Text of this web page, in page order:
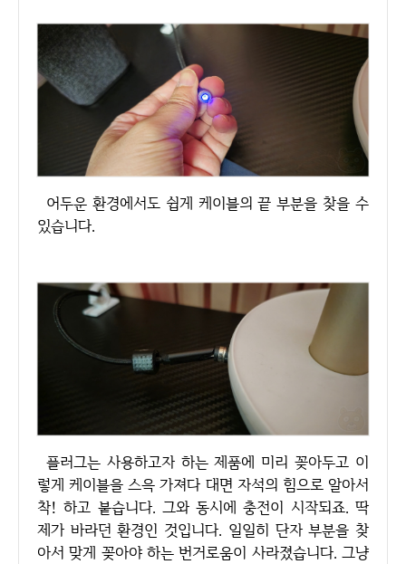
어두운 환경에서도 쉽게 케이블의 끝 부분을 찾을 수
있습니다.
플러그는 사용하고자 하는 제품에 미리 꽂아두고 이
렇게 케이블을 스윽 가져다 대면 자석의 힘으로 알아서
착! 하고 붙습니다. 그와 동시에 충전이 시작되죠. 딱
제가 바라던 환경인 것입니다. 일일히 단자 부분을 찾
아서 맞게 꽂아야 하는 번거로움이 사라졌습니다. 그냥